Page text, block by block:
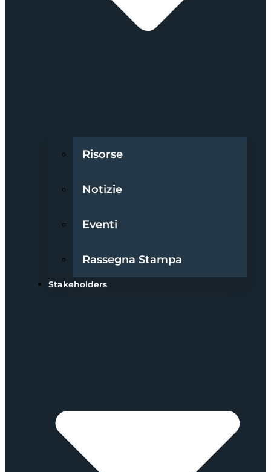
Risorse
Notizie
Eventi
Rassegna Stampa
Stakeholders